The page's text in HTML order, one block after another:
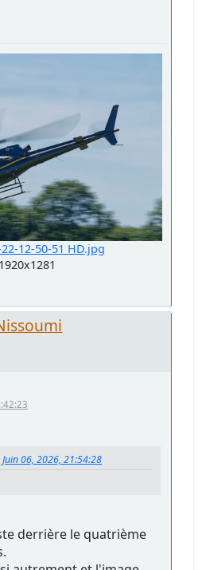
12-50-51 HD.jpg
06, 2026, 21:54:28
derrière le quatrième